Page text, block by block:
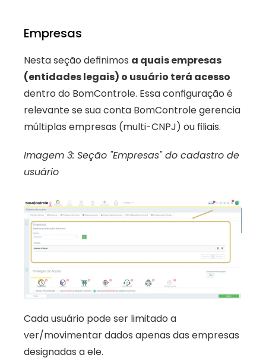
Empresas
Nesta seção definimos a quais empresas
(entidades legais) o usuário terá acesso
dentro do BomControle. Essa configuração é
relevante se sua conta BomControle gerencia
múltiplas empresas (multi-CNPJ) ou filiais.
Imagem 3: Seção "Empresas" do cadastro de
usuário
Cada usuário pode ser limitado a
ver/movimentar dados apenas das empresas
designadas a ele.